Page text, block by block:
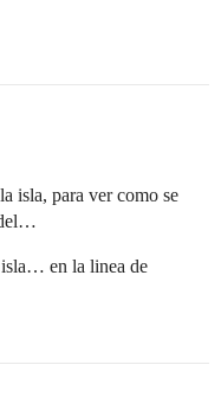
isla, para ver como se
isla… en la linea de